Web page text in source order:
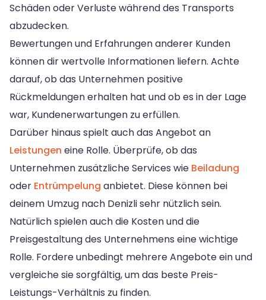
Schäden oder Verluste während des Transports
abzudecken.
Bewertungen und Erfahrungen anderer Kunden
können dir wertvolle Informationen liefern. Achte
darauf, ob das Unternehmen positive
Rückmeldungen erhalten hat und ob es in der Lage
war, Kundenerwartungen zu erfüllen.
Darüber hinaus spielt auch das Angebot an
Leistungen eine Rolle. Überprüfe, ob das
Unternehmen zusätzliche Services wie Beiladung
oder Entrümpelung anbietet. Diese können bei
deinem Umzug nach Denizli sehr nützlich sein.
Natürlich spielen auch die Kosten und die
Preisgestaltung des Unternehmens eine wichtige
Rolle. Fordere unbedingt mehrere Angebote ein und
vergleiche sie sorgfältig, um das beste Preis-
Leistungs-Verhältnis zu finden.